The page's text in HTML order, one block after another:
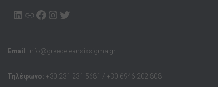
ΣΥΝΔΈΣΜΟΥ FACEBOOK INSTAGRAM
Email : info@greeceleansixsigma.gr
Τηλέφωνο: +30 231 231 5681 / +30 6946 202 808